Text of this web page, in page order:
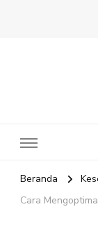
Beranda
Cara